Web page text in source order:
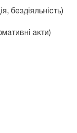
бездіяльність)
акти)